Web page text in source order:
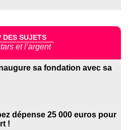
DES SUJETS
et l’argent
sa fondation avec sa
dépense 25 000 euros pour
!